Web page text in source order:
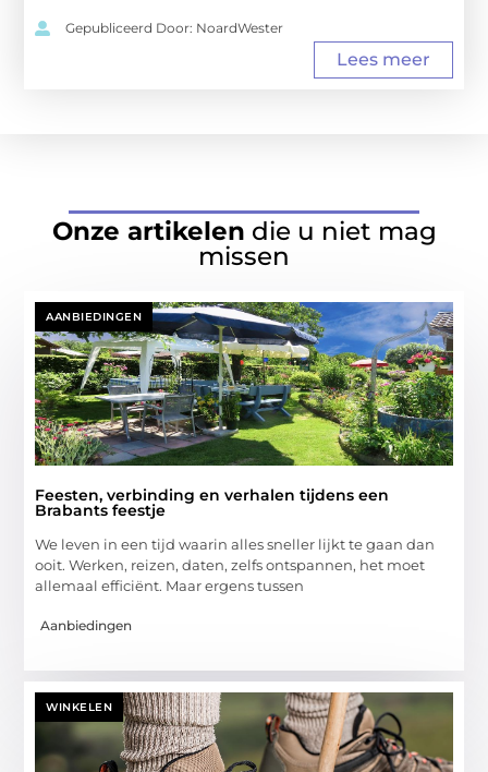
Gepubliceerd Door: NoardWester
Lees meer
Onze artikelen die u niet mag
missen
AANBIEDINGEN
Feesten, verbinding en verhalen tijdens een
Brabants feestje
We leven in een tijd waarin alles sneller lijkt te gaan dan
ooit. Werken, reizen, daten, zelfs ontspannen, het moet
allemaal efficiënt. Maar ergens tussen
Aanbiedingen
WINKELEN